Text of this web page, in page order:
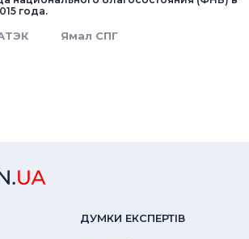
года.
Ямал СПГ
ДУМКИ ЕКСПЕРТIВ